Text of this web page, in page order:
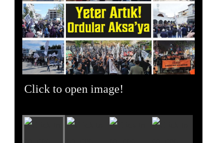
Click to open image!